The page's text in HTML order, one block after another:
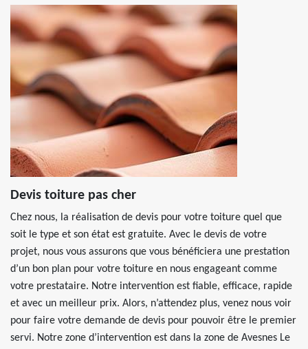
Devis toiture pas cher
Chez nous, la réalisation de devis pour votre toiture quel que
soit le type et son état est gratuite. Avec le devis de votre
projet, nous vous assurons que vous bénéficiera une prestation
d’un bon plan pour votre toiture en nous engageant comme
votre prestataire. Notre intervention est fiable, efficace, rapide
et avec un meilleur prix. Alors, n’attendez plus, venez nous voir
pour faire votre demande de devis pour pouvoir être le premier
servi. Notre zone d’intervention est dans la zone de Avesnes Le